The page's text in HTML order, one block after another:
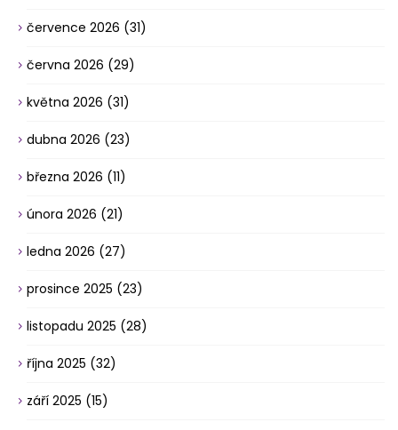
července 2026 (31)
června 2026 (29)
května 2026 (31)
dubna 2026 (23)
března 2026 (11)
února 2026 (21)
ledna 2026 (27)
prosince 2025 (23)
listopadu 2025 (28)
října 2025 (32)
září 2025 (15)